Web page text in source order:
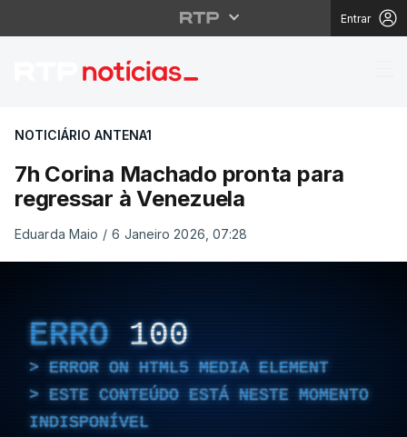
Entrar
7h Corina Machado
NOTICIÁRIO ANTENA1
7h Corina Machado pronta para
regressar à Venezuela
Eduarda Maio / 6 Janeiro 2026, 07:28
ERRO 100
ERROR ON HTML5 MEDIA ELEMENT
ESTE CONTEÚDO ESTÁ NESTE MOMENTO
INDISPONÍVEL